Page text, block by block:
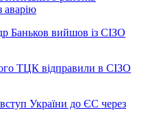
аварію
Баньков вийшов із СІЗО
ТЦК відправили в СІЗО
України до ЄС через